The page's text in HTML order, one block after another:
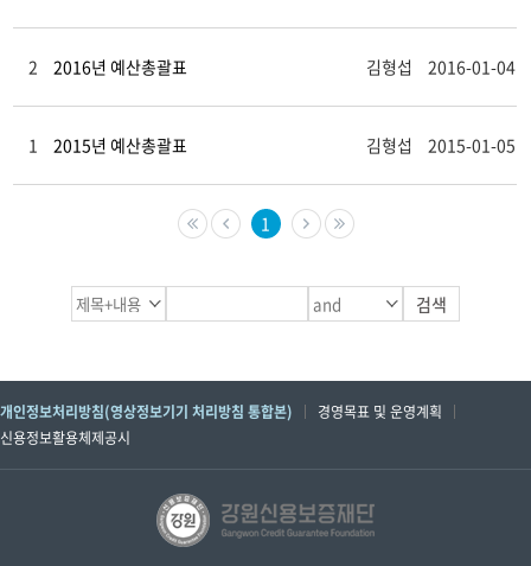
2 2016년 예산총괄표 김형섭 2016-01-04
1 2015년 예산총괄표 김형섭 2015-01-05
1
개인정보처리방침(영상정보기기 처리방침 통합본)
경영목표 및 운영계획
신용정보활용체제공시